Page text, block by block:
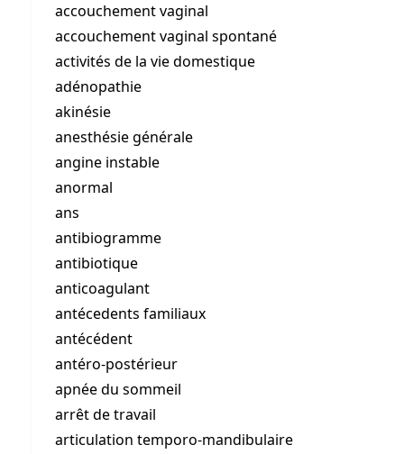
accouchement vaginal
accouchement vaginal spontané
activités de la vie domestique
adénopathie
akinésie
anesthésie générale
angine instable
anormal
ans
antibiogramme
antibiotique
anticoagulant
antécedents familiaux
antécédent
antéro-postérieur
apnée du sommeil
arrêt de travail
articulation temporo-mandibulaire